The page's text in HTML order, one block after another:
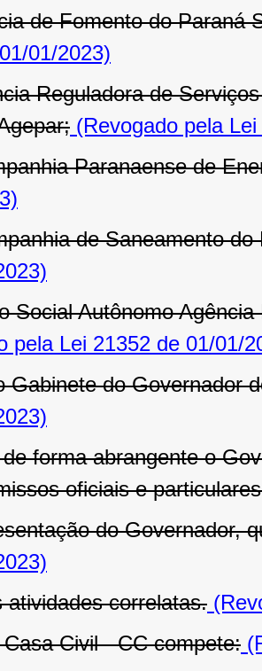
de Fomento do Paraná
01/2023)
Reguladora de
(Revogado pela
Paranaense de
de Saneamento
Social Autônomo
pela Lei 21352 de 01/01/
Gabinete do Governador
forma abrangente o
oficiais e
do Governador,
atividades correlatas.
Civil - CC compete: